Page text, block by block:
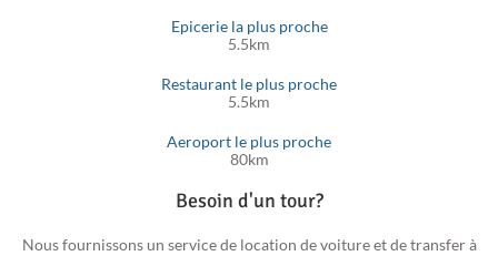
Epicerie la plus proche
5.5km
Restaurant le plus proche
5.5km
Aeroport le plus proche
80km
Besoin d'un tour?
Nous fournissons un service de location de voiture et de transfer à